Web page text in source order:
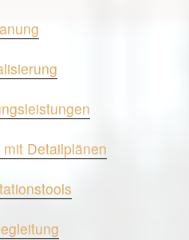
Detailplänen